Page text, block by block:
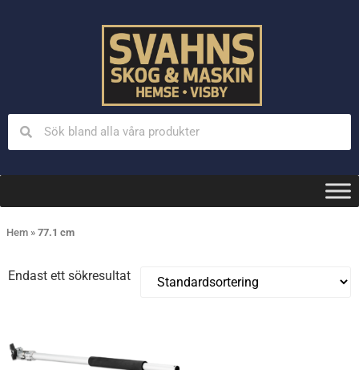
Hem » 77.1 cm
Endast ett sökresultat